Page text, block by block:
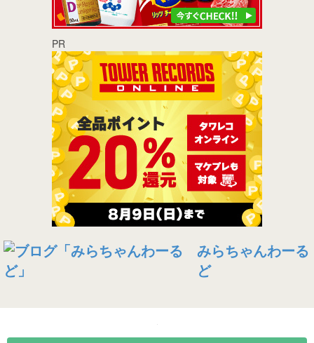
PR
みらちゃんわーる
ど